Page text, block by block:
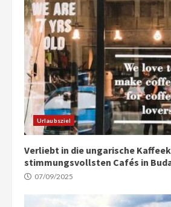
Urlaubsziel
Verliebt in die ungarische
stimmungsvollsten Cafés in
07/09/2025